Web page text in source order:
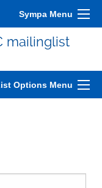
Sympa Menu
mailinglist
Options Menu